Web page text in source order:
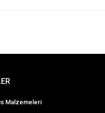
Malzemeleri